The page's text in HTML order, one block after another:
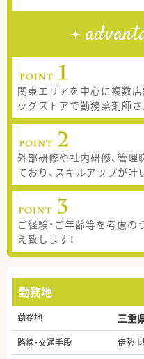
関東エリアを中心に複数
ッグストアで勤務薬剤師さ
外部研修や社内研修、管
ており、スキルアップが叶
ご経験・ご年齢等を考慮
え致します！
勤務地
勤務地 三重
路線・交通手段
伊勢